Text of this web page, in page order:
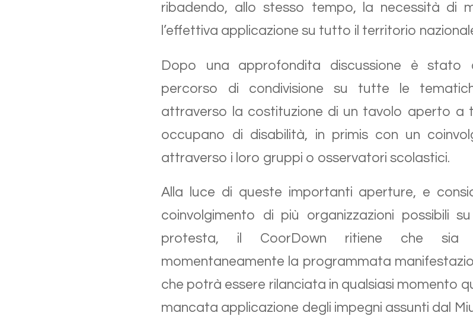
ribadendo, allo stesso tempo, la necessità di
l’effettiva applicazione su tutto il territorio
Dopo una approfondita discussione è stato
percorso di condivisione su tutte le
attraverso la costituzione di un tavolo aperto a
occupano di disabilità, in primis con un
attraverso i loro gruppi o osservatori scolastici.
Alla luce di queste importanti aperture, e
coinvolgimento di più organizzazioni possibili
protesta, il CoorDown ritiene che sia
momentaneamente la programmata
che potrà essere rilanciata in qualsiasi momento
mancata applicazione degli impegni assunti dal